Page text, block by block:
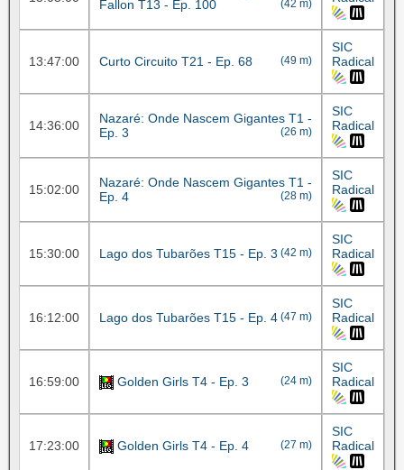
Fallon T13 - Ep. 100
(42 m)
13:47:00 Curto Circuito T21 - Ep. 68 (49 m)
SIC
Radical
14:36:00
Nazaré: Onde Nascem Gigantes T1 -
Ep. 3
(26 m)
SIC
Radical
15:02:00
Nazaré: Onde Nascem Gigantes T1 -
Ep. 4
(28 m)
SIC
Radical
15:30:00 Lago dos Tubarões T15 - Ep. 3 (42 m)
SIC
Radical
16:12:00 Lago dos Tubarões T15 - Ep. 4 (47 m)
SIC
Radical
16:59:00 Golden Girls T4 - Ep. 3 (24 m)
SIC
Radical
17:23:00 Golden Girls T4 - Ep. 4 (27 m)
SIC
Radical